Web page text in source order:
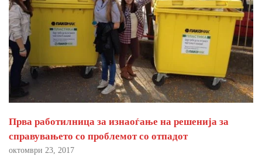
Прва работилница за изнаоѓање на решенија за
справувањето со проблемот со отпадот
октомври 23, 2017